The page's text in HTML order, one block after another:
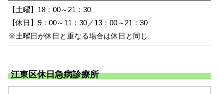
【土曜】18：00～21：30
【休日】9：00～11：30／13：00～21：30
※土曜日が休日と重なる場合は休日と同じ
江東区休日急病診療所